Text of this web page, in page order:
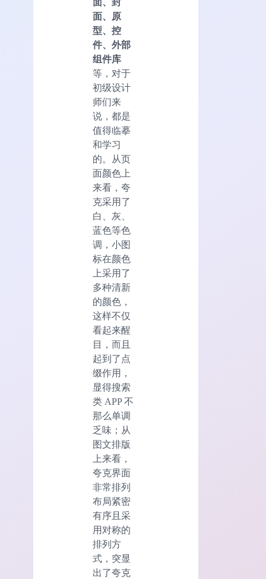
面、封
面、原
型、控
件、外部
组件库
等，对于
初级设计
师们来
说，都是
值得临摹
和学习
的。从页
面颜色上
来看，夸
克采用了
白、灰、
蓝色等色
调，小图
标在颜色
上采用了
多种清新
的颜色，
这样不仅
看起来醒
目，而且
起到了点
缀作用，
显得搜索
类 APP 不
那么单调
乏味；从
图文排版
上来看，
夸克界面
非常排列
布局紧密
有序且采
用对称的
排列方
式，突显
出了夸克